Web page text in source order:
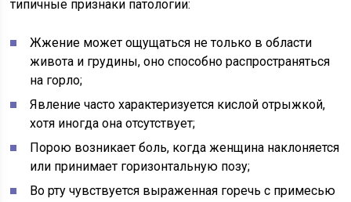
типичные признаки патологии:
Жжение может ощущаться не только в области
живота и грудины, оно способно распространяться
на горло;
Явление часто характеризуется кислой отрыжкой,
хотя иногда она отсутствует;
Порою возникает боль, когда женщина наклоняется
или принимает горизонтальную позу;
Во рту чувствуется выраженная горечь с примесью